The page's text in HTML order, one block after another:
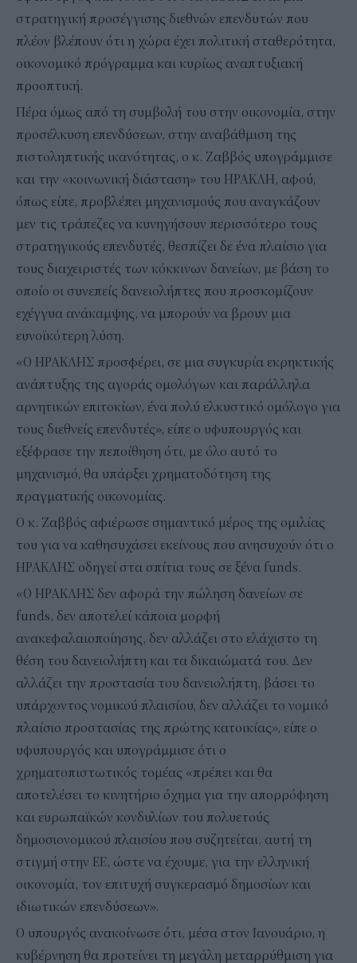
στρατηγική προσέγγισης διεθνών επενδυτών που
πλέον βλέπουν ότι η χώρα έχει πολιτική σταθερότητα,
οικονομικό πρόγραμμα και κυρίως αναπτυξιακή
προοπτική.
Πέρα όμως από τη συμβολή του στην οικονομία, στην
προσέλκυση επενδύσεων, στην αναβάθμιση της
πιστοληπτικής ικανότητας, ο κ. Ζαββός υπογράμμισε
και την «κοινωνική διάσταση» του ΗΡΑΚΛΗ, αφού,
όπως είπε, προβλέπει μηχανισμούς που αναγκάζουν
μεν τις τράπεζες να κυνηγήσουν περισσότερο τους
στρατηγικούς επενδυτές, θεσπίζει δε ένα πλαίσιο για
τους διαχειριστές των κόκκινων δανείων, με βάση το
οποίο οι συνεπείς δανειολήπτες που προσκομίζουν
εχέγγυα ανάκαμψης, να μπορούν να βρουν μια
ευνοϊκότερη λύση.
«Ο ΗΡΑΚΛΗΣ προσφέρει, σε μια συγκυρία εκρηκτικής
ανάπτυξης της αγοράς ομολόγων και παράλληλα
αρνητικών επιτοκίων, ένα πολύ ελκυστικό ομόλογο για
τους διεθνείς επενδυτές», είπε ο υφυπουργός και
εξέφρασε την πεποίθηση ότι, με όλο αυτό το
μηχανισμό, θα υπάρξει χρηματοδότηση της
πραγματικής οικονομίας.
Ο κ. Ζαββός αφιέρωσε σημαντικό μέρος της ομιλίας
του για να καθησυχάσει εκείνους που ανησυχούν ότι ο
ΗΡΑΚΛΗΣ οδηγεί στα σπίτια τους σε ξένα funds.
«Ο ΗΡΑΚΛΗΣ δεν αφορά την πώληση δανείων σε
funds, δεν αποτελεί κάποια μορφή
ανακεφαλαιοποίησης, δεν αλλάζει στο ελάχιστο τη
θέση του δανειολήπτη και τα δικαιώματά του. Δεν
αλλάζει την προστασία του δανειολήπτη, βάσει το
υπάρχοντος νομικού πλαισίου, δεν αλλάζει το νομικό
πλαίσιο προστασίας της πρώτης κατοικίας», είπε ο
υφυπουργός και υπογράμμισε ότι ο
χρηματοπιστωτικός τομέας «πρέπει και θα
αποτελέσει το κινητήριο όχημα για την απορρόφηση
και ευρωπαϊκών κονδυλίων του πολυετούς
δημοσιονομικού πλαισίου που συζητείται, αυτή τη
στιγμή στην ΕΕ, ώστε να έχουμε, για την ελληνική
οικονομία, τον επιτυχή συγκερασμό δημοσίων και
ιδιωτικών επενδύσεων».
Ο υπουργός ανακοίνωσε ότι, μέσα στον Ιανουάριο, η
κυβέρνηση θα προτείνει τη μεγάλη μεταρρύθμιση για